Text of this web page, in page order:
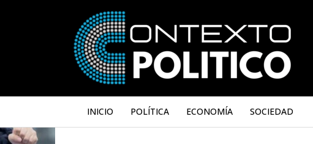
INICIO POLÍTICA ECONOMÍA SOCIEDAD